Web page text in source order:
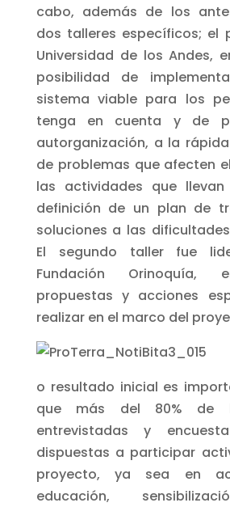
cabo, además de los
dos talleres específicos; el
Universidad de los Andes,
posibilidad de
sistema viable para los
tenga en cuenta y de
autorganización, a la
de problemas que afecten
las actividades que
definición de un plan de
soluciones a las
El segundo taller fue
Fundación Orinoquía,
propuestas y acciones
realizar en el marco del
o resultado inicial es
que más del 80% de
entrevistadas y
dispuestas a participar
proyecto, ya sea en
educación,